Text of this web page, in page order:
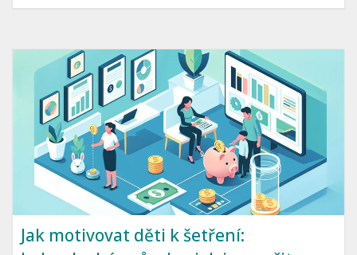
krok, který může vést k lepší finanční
jednoduše a prakticky.
Jak motivovat děti k šetření: